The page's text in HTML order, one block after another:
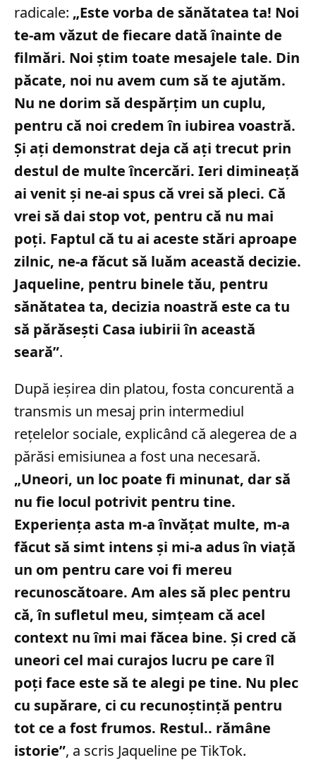
radicale: „Este vorba de sănătatea ta! Noi
te-am văzut de fiecare dată înainte de
filmări. Noi știm toate mesajele tale. Din
păcate, noi nu avem cum să te ajutăm.
Nu ne dorim să despărțim un cuplu,
pentru că noi credem în iubirea voastră.
Și ați demonstrat deja că ați trecut prin
destul de multe încercări. Ieri dimineață
ai venit și ne-ai spus că vrei să pleci. Că
vrei să dai stop vot, pentru că nu mai
poți. Faptul că tu ai aceste stări aproape
zilnic, ne-a făcut să luăm această decizie.
Jaqueline, pentru binele tău, pentru
sănătatea ta, decizia noastră este ca tu
să părăsești Casa iubirii în această
seară”.
După ieșirea din platou, fosta concurentă a
transmis un mesaj prin intermediul
rețelelor sociale, explicând că alegerea de a
părăsi emisiunea a fost una necesară.
„Uneori, un loc poate fi minunat, dar să
nu fie locul potrivit pentru tine.
Experiența asta m-a învățat multe, m-a
făcut să simt intens și mi-a adus în viață
un om pentru care voi fi mereu
recunoscătoare. Am ales să plec pentru
că, în sufletul meu, simțeam că acel
context nu îmi mai făcea bine. Și cred că
uneori cel mai curajos lucru pe care îl
poți face este să te alegi pe tine. Nu plec
cu supărare, ci cu recunoștință pentru
tot ce a fost frumos. Restul.. rămâne
istorie”, a scris Jaqueline pe TikTok.